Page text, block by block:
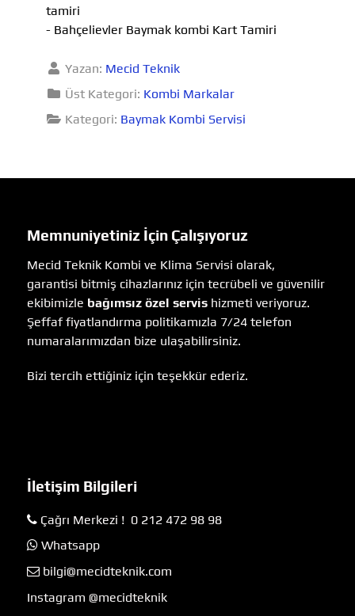
tamiri
- Bahçelievler Baymak kombi Kart Tamiri
Yazan: Mecid Teknik
Üst Kategori: Kombi Markalar
Kategori: Baymak Kombi Servisi
Memnuniyetiniz İçin Çalışıyoruz
Mecid Teknik Kombi ve Klima Servisi olarak,
garantisi bitmiş cihazlarınız için tecrübeli ve güvenilir
ekibimizle bağımsız özel servis hizmeti veriyoruz.
Şeffaf fiyatlandırma politikamızla 7/24 telefon
numaralarımızdan bize ulaşabilirsiniz.
Bizi tercih ettiğiniz için teşekkür ederiz.
İletişim Bilgileri
Çağrı Merkezi ! 0 212 472 98 98
Whatsapp
bilgi@mecidteknik.com
Instagram @mecidteknik